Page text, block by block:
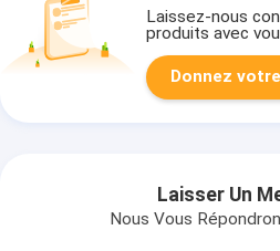
Laissez-nous
produits avec
Donnez
Laisser Un
Nous Vous